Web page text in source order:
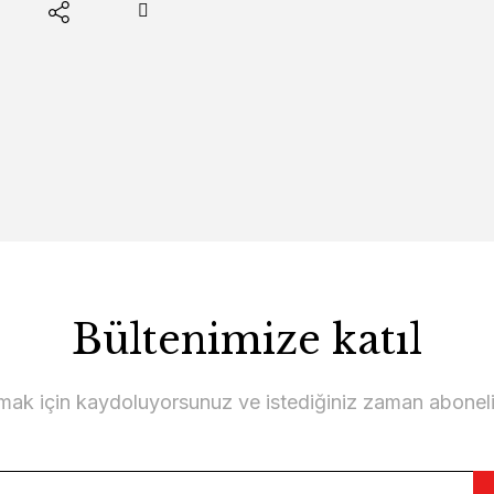
Bültenimize katıl
için kaydoluyorsunuz ve istediğiniz zaman